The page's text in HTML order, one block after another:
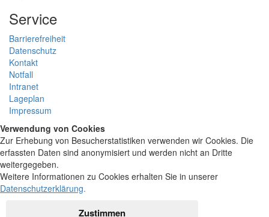
Service
Barrierefreiheit
Datenschutz
Kontakt
Notfall
Intranet
Lageplan
Impressum
Verwendung von Cookies
Zur Erhebung von Besucherstatistiken verwenden wir Cookies. Die
erfassten Daten sind anonymisiert und werden nicht an Dritte
weitergegeben.
Weitere Informationen zu Cookies erhalten Sie in unserer
Datenschutzerklärung.
Zustimmen